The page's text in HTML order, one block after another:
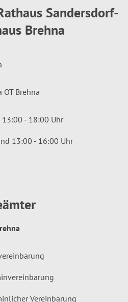
Sandersdorf-
Brehna
Brehna
- 18:00 Uhr
13:00 - 16:00 Uhr
Vereinbarung